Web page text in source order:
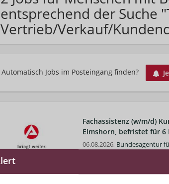
entsprechend der Suche
Vertrieb/Verkauf/
Automatisch Jobs im Posteingang finden?
Fachassistenz (w/m/d)
Elmshorn, befristet für 6
06.08.2026, Bundesagentur